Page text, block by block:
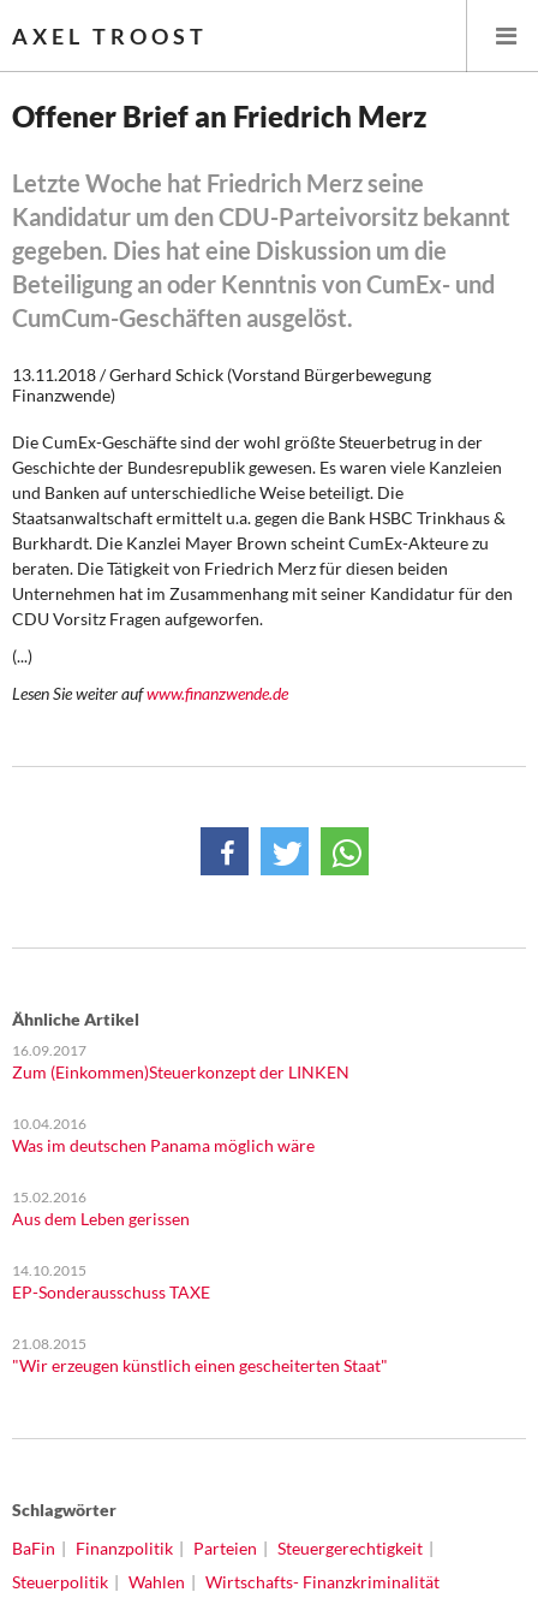
AXEL TROOST
Themen
Leitlinien linker Wirtschafts- und Finanzpolitik
Wirtschaftspolitik
Steuer- und Finanzpolitik
Öffentliche Infrastruktur und Daseinsvorsorge
Eurokrise und Griechenland
DIE LINKE
Weitere Themen
Memo-Gruppe
Offener Brief an Friedrich Merz
Letzte Woche hat Friedrich Merz seine
Kandidatur um den CDU-Parteivorsitz bekannt
gegeben. Dies hat eine Diskussion um die
Beteiligung an oder Kenntnis von CumEx- und
CumCum-Geschäften ausgelöst.
13.11.2018 / Gerhard Schick (Vorstand Bürgerbewegung
Finanzwende)
Die CumEx-Geschäfte sind der wohl größte Steuerbetrug in der
Geschichte der Bundesrepublik gewesen. Es waren viele Kanzleien
und Banken auf unterschiedliche Weise beteiligt. Die
Staatsanwaltschaft ermittelt u.a. gegen die Bank HSBC Trinkhaus &
Burkhardt. Die Kanzlei Mayer Brown scheint CumEx-Akteure zu
beraten. Die Tätigkeit von Friedrich Merz für diesen beiden
Unternehmen hat im Zusammenhang mit seiner Kandidatur für den
CDU Vorsitz Fragen aufgeworfen.
(...)
Lesen Sie weiter aufwww.finanzwende.de
Ähnliche Artikel
16.09.2017
Zum (Einkommen)Steuerkonzept der LINKEN
10.04.2016
Was im deutschen Panama möglich wäre
15.02.2016
Aus dem Leben gerissen
14.10.2015
EP-Sonderausschuss TAXE
21.08.2015
"Wir erzeugen künstlich einen gescheiterten Staat"
Schlagwörter
BaFin
Finanzpolitik Parteien
Steuergerechtigkeit
Steuerpolitik
Wahlen Wirtschafts- Finanzkriminalität